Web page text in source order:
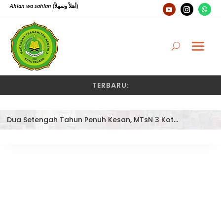
Ahlan wa sahlan (أهلاً وسهلاً)
TERBARU:
Dua Setengah Tahun Penuh Kesan, MTsN 3 Kota Padang Lepas Pengawas Pembina Dra. Nayusminar Nasrun